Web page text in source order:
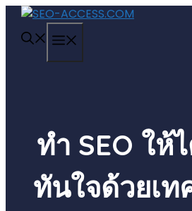
Skip
content
ทำ SEO ให้
ทันใจด้วยเ